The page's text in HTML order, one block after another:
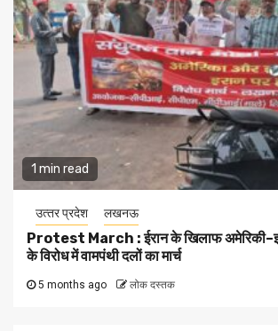
1 min read
उत्‍तर प्रदेश लखनऊ
Protest March : ईरान के खिलाफ
के विरोध में वामपंथी दलों का मार्च
5 months ago लोक दस्तक